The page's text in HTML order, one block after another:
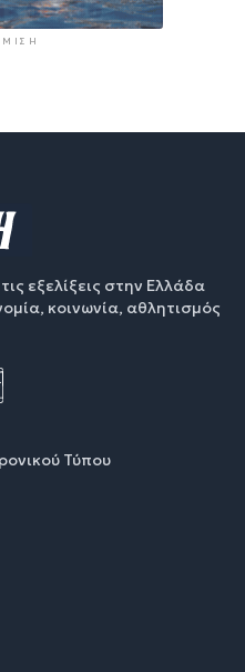
εξελίξεις στην Ελλάδα
κοινωνία, αθλητισμός
Τύπου